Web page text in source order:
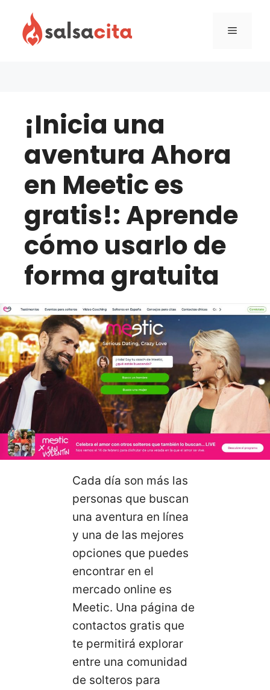
content
Menu
¡Inicia una
aventura Ahora
en Meetic es
gratis!: Aprende
cómo usarlo de
forma gratuita
Cada día son más las
personas que buscan
una aventura en línea
y una de las mejores
opciones que puedes
encontrar en el
mercado online es
Meetic. Una página de
contactos gratis que
te permitirá explorar
entre una comunidad
de solteros para